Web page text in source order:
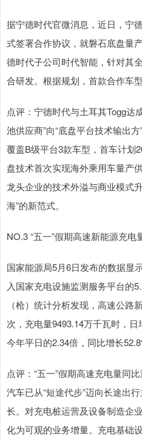
据宁德时代官微消息，近日，宁
式签署合作协议，就磐石底盘量
德时代子公司时代智能，针对其
合研发。根据规划，首款合作车
点评：宁德时代与土耳其Togg达
池供应商”向“底盘平台技术输出
覆盖B级平台3款车型，首车计划
盘技术首次实现海外乘用车量产
龙头企业的技术外溢与商业模式
海”的新范式。
NO.3 “五一”假期高速新能源充电
国家能源局5月6日发布的数据显
入国家充电设施监测服务平台的
（枪）统计分析发现，高速公路
次，充电量9493.14万千瓦时，
今年平日的2.34倍，同比增长
点评：“五一”假期高速充电量同
汽车已从“短途代步”迈向长途出
长。对充电桩运营及设备制造企
化为可观的业务增量。充电基础